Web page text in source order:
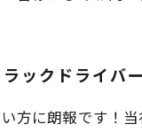
ックドライバ
方に朗報です！